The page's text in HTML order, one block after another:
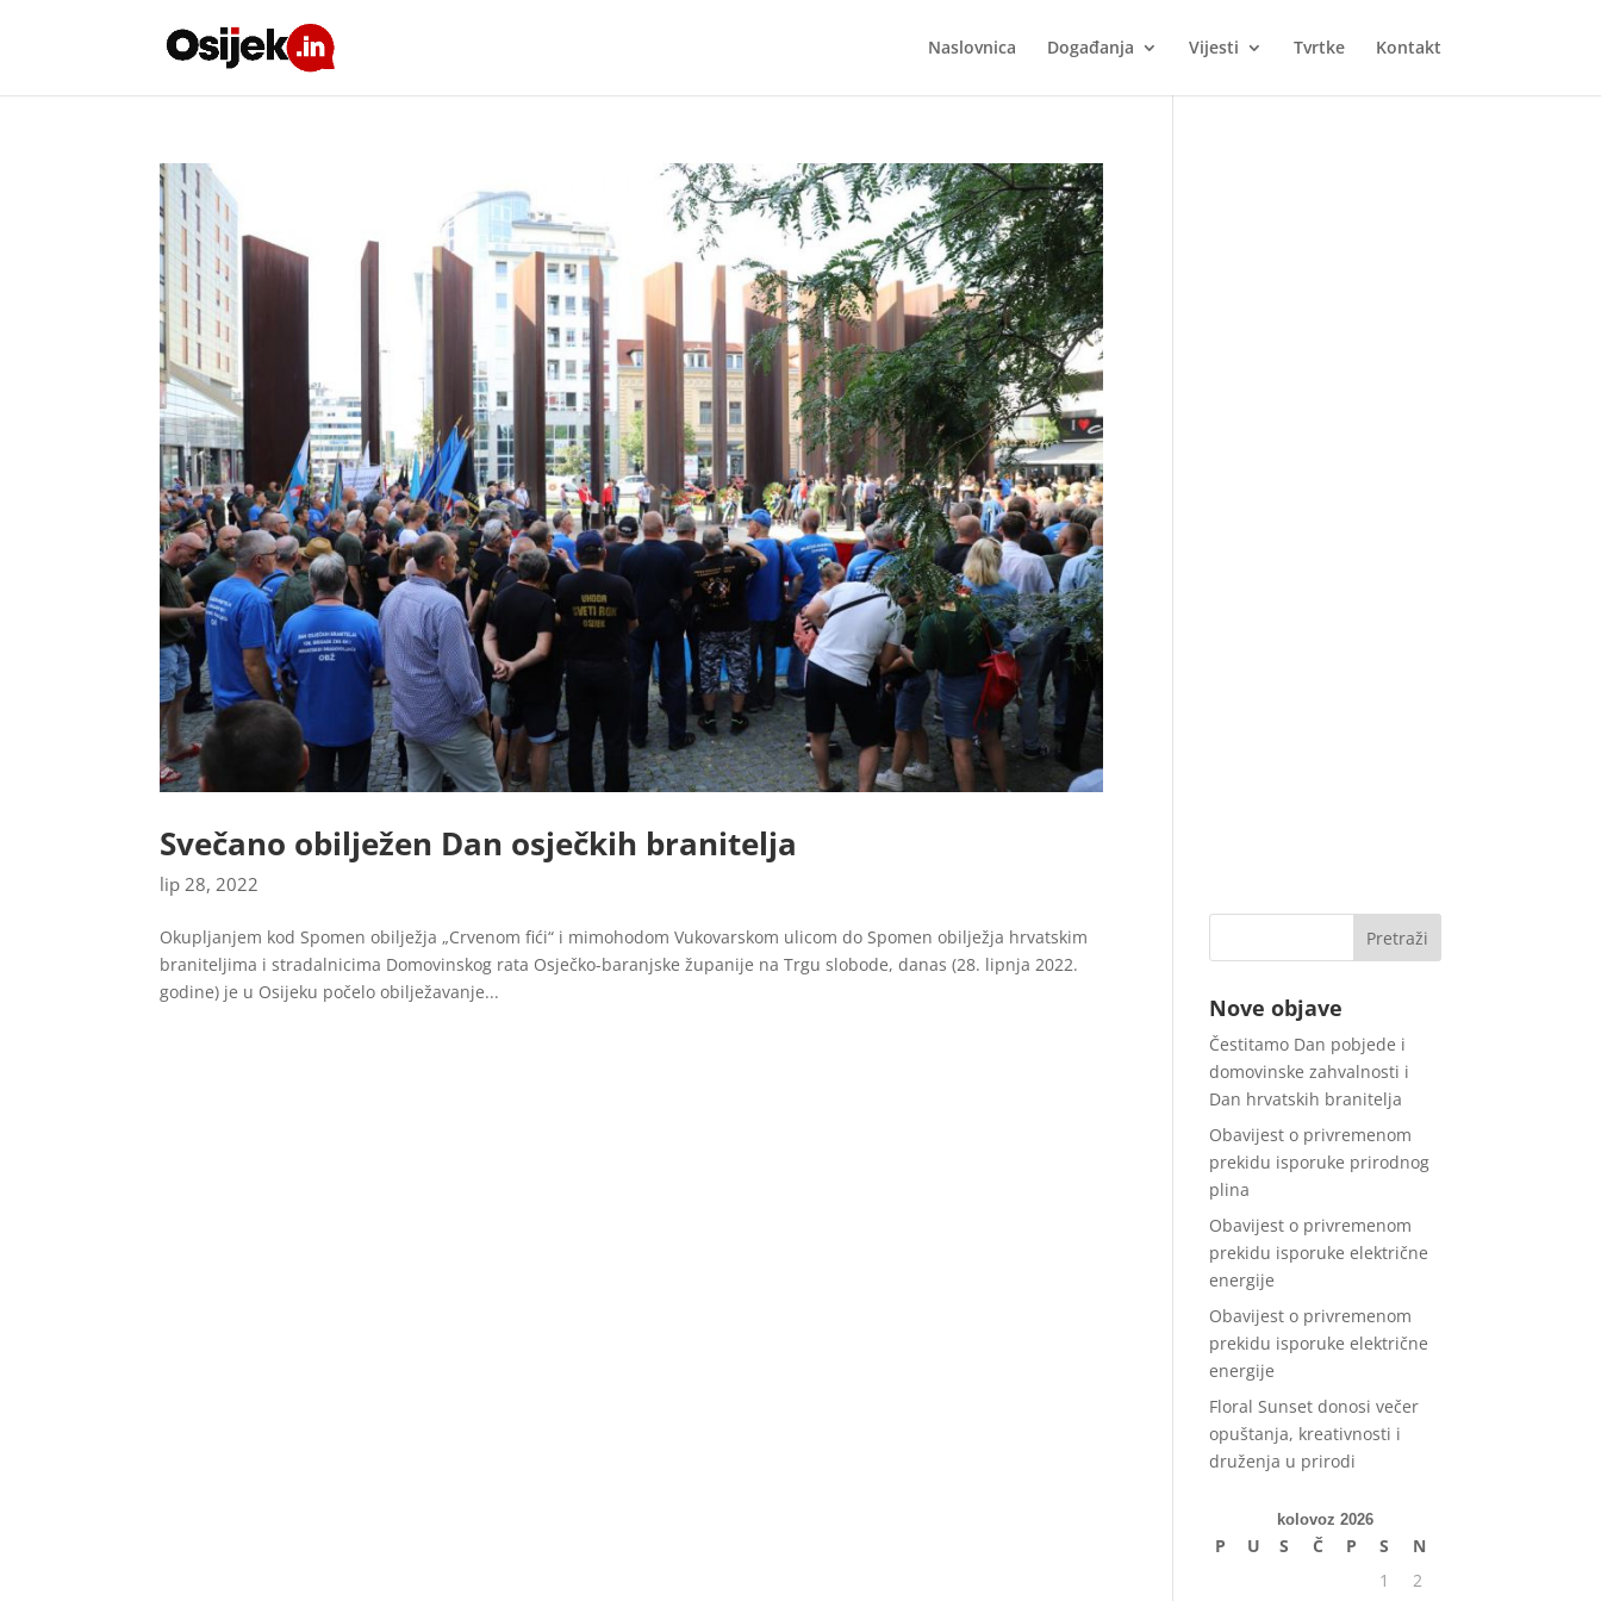
Naslovnica Događanja Vijesti Tvrtke Kontakt
Svečano obilježen Dan osječkih branitelja
lip 28, 2022
Okupljanjem kod Spomen obilježja „Crvenom fići“ i mimohodom Vukovarskom ulicom do Spomen obilježja hrvatskim
braniteljima i stradalnicima Domovinskog rata Osječko-baranjske županije na Trgu slobode, danas (28. lipnja 2022.
godine) je u Osijeku počelo obilježavanje...
Nove objave
Čestitamo Dan pobjede i
domovinske zahvalnosti i
Dan hrvatskih branitelja
Obavijest o privremenom
prekidu isporuke prirodnog
plina
Obavijest o privremenom
prekidu isporuke električne
energije
Obavijest o privremenom
prekidu isporuke električne
energije
Floral Sunset donosi večer
opuštanja, kreativnosti i
druženja u prirodi
kolovoz 2026
P U S Č P S
N
1
2